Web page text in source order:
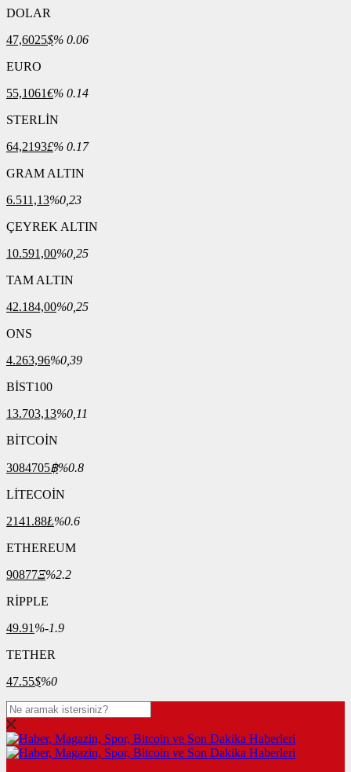
DOLAR
47,6025$% 0.06
EURO
55,1061€% 0.14
STERLİN
64,2193£% 0.17
GRAM ALTIN
6.511,13%0,23
ÇEYREK ALTIN
10.591,00%0,25
TAM ALTIN
42.184,00%0,25
ONS
4.263,96%0,39
BİST100
13.703,13%0,11
BİTCOİN
3084705฿%0.8
LİTECOİN
2141.88Ł%0.6
ETHEREUM
90877Ξ%2.2
RİPPLE
49.91 %-1.9
TETHER
47.55$%0